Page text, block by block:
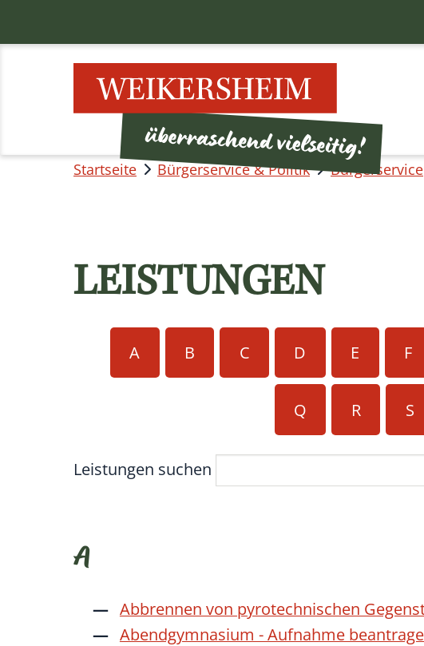
Startseite Bürgerservice & Politik Bürgerservice
LEISTUNGEN
A B C D E F
Q R S
Leistungen suchen
A
Abbrennen von pyrotechnischen
Abendgymnasium - Aufnahme